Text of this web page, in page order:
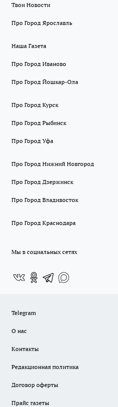
Твои Новости
Про Город Ярославль
Наша Газета
Про Город Иваново
Про Город Йошкар-Ола
Про Город Курск
Про Город Рыбинск
Про Город Уфа
Про Город Нижний Новгород
Про Город Дзержинск
Про Город Владивосток
Про Город Краснодара
Мы в социальных сетях
Telegram
О нас
Контакты
Редакционная политика
Договор оферты
Прайс газеты